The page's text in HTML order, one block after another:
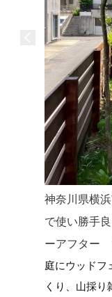
神奈川県横
で使い勝手
ーアフター
庭にウッドフ
くり、山採り